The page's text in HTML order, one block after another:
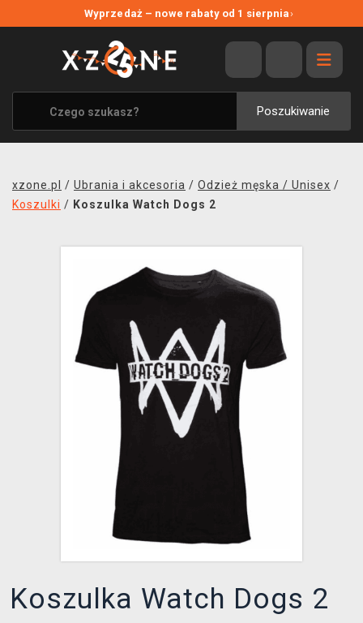
Wyprzedaż – nowe rabaty od 1 sierpnia›
Poszukiwanie
WYPRZEDAŻ
WSZYSTKIE MARKI
XZONE ORIGINALS
UBRANIA I AKCESORIA
SOUNDTRACKI
TRANSPORT
xzone.pl / Ubrania i akcesoria / Odzież męska / Unisex /
Koszulki / Koszulka Watch Dogs 2
Koszulka Watch Dogs 2